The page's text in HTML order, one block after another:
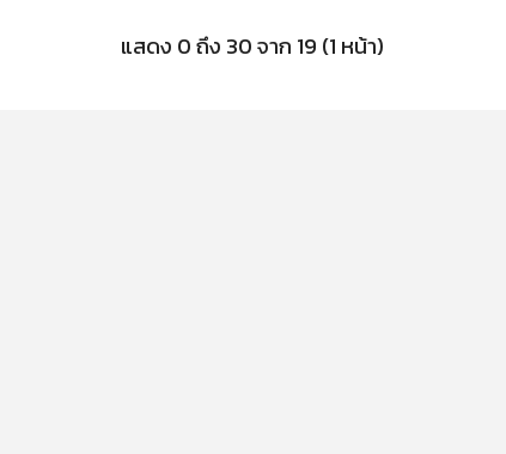
แสดง 0 ถึง 30 จาก 19 (1 หน้า)